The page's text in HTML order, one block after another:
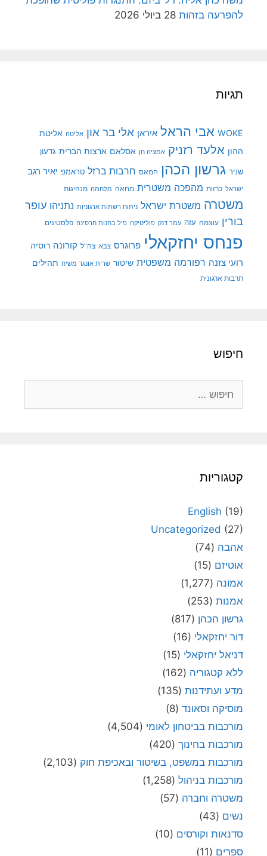
להפרעה בזהות 28 ביולי 2026
תגיות
WOKE אבי הראל איראן אלי בר און אליטה אליטת
ההון אלעד רזניק אמציה חן אסלאם ארצות הברית גדעון
שניר גרשון הכהן חמאס חרבות ברזל טראמפ יאיר רגב
ישראל כרזות מהפכה משטרית מחאה מלחמה מנהיגות
משטרה משטרת ישראל ניתוח רשתות ארגוניות נתניהו עופר
בורין עוצמה עזה עמר דנק פוליטיקה פיל בחנות חרסינה פלסטינים
פנחס יחזקאלי פרוגרס צבא צה"ל קורונה רוסיה
רועי צזנה רפורמה משפטית שיטור שרית אונגר משיח תהילים
תרבות ארגונית
חיפוש
קטגוריות
English (19)
Uncategorized (27)
אהבה (74)
אוטיזם (15)
אמונה (1,277)
אמנות (253)
גרשון הכהן (817)
דור יחזקאלי (16)
דניאל יחזקאלי (15)
ללא קטגוריה (162)
מדע ועתידנות (135)
מוסיקה וסאונד (8)
מורכבות בביטחון לאומי (4,504)
מורכבות בחינוך (420)
מורכבות במשפט, בשיטור ובאכיפת חוק (2,103)
מורכבות בניהול (1,258)
משטרה וחברה (57)
נשים (43)
סדנאות וקורסים (10)
ספרים (11)